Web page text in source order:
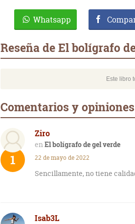
Whatsapp
Reseña de El bolígrafo
Este libro
Comentarios y
Ziro
El bolígrafo de gel verde
1 22 de mayo de 2022
Sencillamente, no tiene
Isab3L